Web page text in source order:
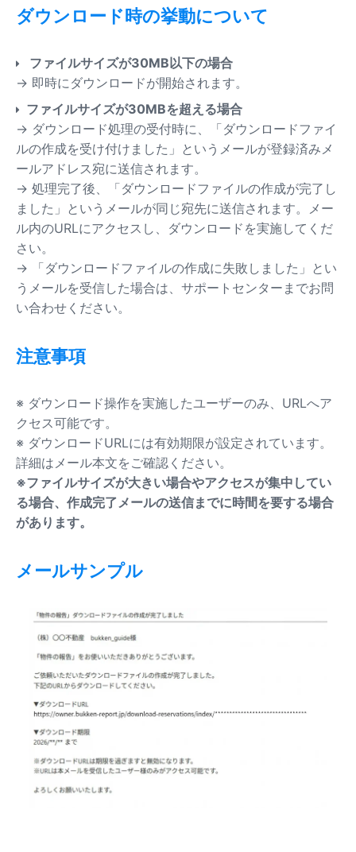
ダウンロード時の挙動について
ファイルサイズが30MB以下の場合
→ 即時にダウンロードが開始されます。
ファイルサイズが30MBを超える場合
→ ダウンロード処理の受付時に、「ダウンロードファイ
ルの作成を受け付けました」というメールが登録済みメ
ールアドレス宛に送信されます。
→ 処理完了後、「ダウンロードファイルの作成が完了し
ました」というメールが同じ宛先に送信されます。メー
ル内のURLにアクセスし、ダウンロードを実施してくだ
さい。
→ 「ダウンロードファイルの作成に失敗しました」とい
うメールを受信した場合は、サポートセンターまでお問
い合わせください。
注意事項
※ ダウンロード操作を実施したユーザーのみ、URLへア
クセス可能です。
※ ダウンロードURLには有効期限が設定されています。
詳細はメール本文をご確認ください。
※ファイルサイズが大きい場合やアクセスが集中してい
る場合、作成完了メールの送信までに時間を要する場合
があります。
メールサンプル